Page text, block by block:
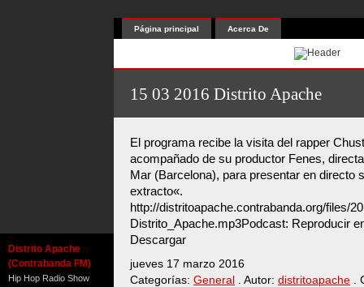
Distrito Apache
(Contrabanda FM)
Hip Hop Radio Show
Página principal Acerca De
15 03 2016 Distrito Apache
El programa recibe la visita del rapper
acompañado de su productor Fenes,
Mar (Barcelona), para presentar en directo
extracto«.
http://distritoapache.contrabanda.org/files/
Distrito_Apache.mp3Podcast: Reproducir
Descargar
jueves 17 marzo 2016
Categorías: General . Autor: distritoapache .